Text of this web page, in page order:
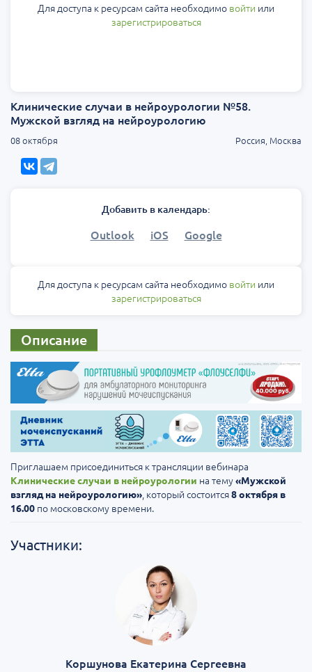
Для доступа к ресурсам сайта необходимо войти или
зарегистрироваться
Клинические случаи в нейроурологии №58.
Мужской взгляд на нейроурологию
08 октября Россия, Москва
Добавить в календарь:
Outlook iOS Google
Для доступа к ресурсам сайта необходимо войти или
зарегистрироваться
Описание
Приглашаем присоединиться к трансляции вебинара
Клинические случаи в нейроурологии на тему«Мужской
взгляд на нейроурологию», который состоится8 октября в
16.00 по московскому времени.
Участники:
Коршунова Екатерина Сергеевна